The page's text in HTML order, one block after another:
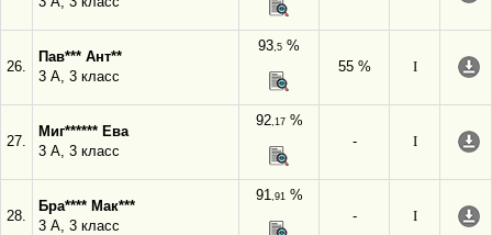
26.
Пав*** Ант**
3 А, 3 класс
93,5 %
55 %
I
27.
Миг****** Ева
3 А, 3 класс
92,17%
-
I
28.
Бра**** Мак***
3 А, 3 класс
91,91%
-
I